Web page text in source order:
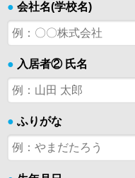
● 会社名(学校名)
● 入居者② 氏名
● ふりがな